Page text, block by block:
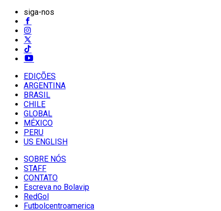
siga-nos
EDIÇÕES
ARGENTINA
BRASIL
CHILE
GLOBAL
MÉXICO
PERU
US ENGLISH
SOBRE NÓS
STAFF
CONTATO
Escreva no Bolavip
RedGol
Futbolcentroamerica